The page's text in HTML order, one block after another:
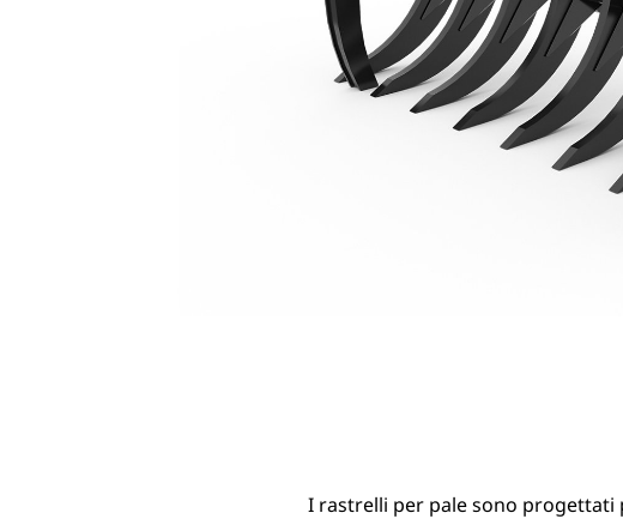
I rastrelli per pale sono progettati